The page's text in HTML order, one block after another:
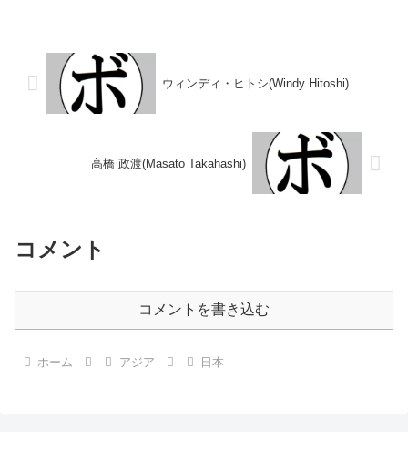
辺)19...
ウィンディ・ヒトシ(Windy Hitoshi)
高橋 政渡(Masato Takahashi)
コメント
コメントを書き込む
ホーム アジア 日本